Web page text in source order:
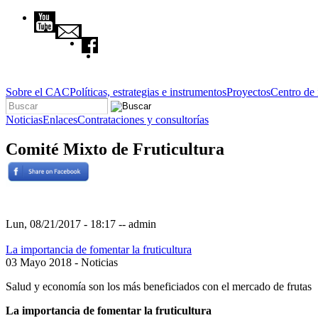
Pasar al contenido principal
Sobre el CACPolíticas, estrategias e instrumentosProyectosCentro de
Formulario de búsqueda
Buscar
NoticiasEnlacesContrataciones y consultorías
Comité Mixto de Fruticultura
Lun, 08/21/2017 - 18:17 -- admin
La importancia de fomentar la fruticultura
03 Mayo 2018 - Noticias
Salud y economía son los más beneficiados con el mercado de frutas
La importancia de fomentar la fruticultura